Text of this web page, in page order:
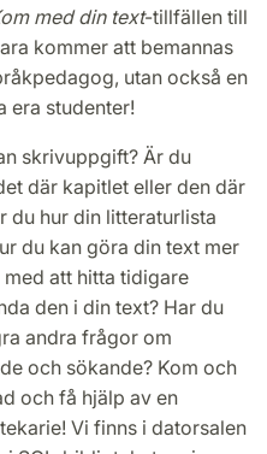
med din text-tillfällen till
kommer att bemannas
utan också en
era studenter!
skrivuppgift? Är du
där kapitlet eller den där
du hur din litteraturlista
du kan göra din text mer
att hitta tidigare
den i din text? Har du
andra frågor om
och sökande? Kom och
och få hjälp av en
Vi finns i datorsalen